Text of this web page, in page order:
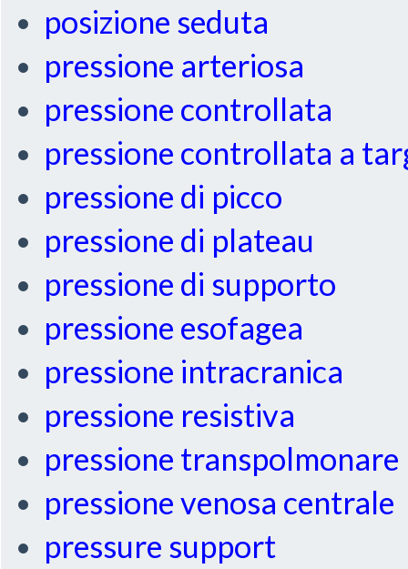
posizione seduta
pressione arteriosa
pressione controllata
pressione controllata a
pressione di picco
pressione di plateau
pressione di supporto
pressione esofagea
pressione intracranica
pressione resistiva
pressione transpolmonare
pressione venosa centrale
pressure support